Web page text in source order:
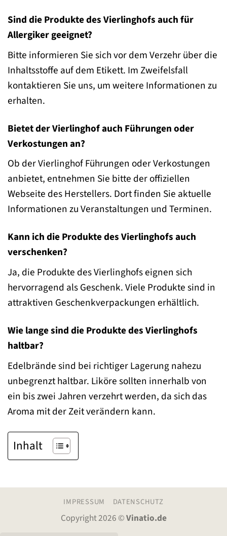
Sind die Produkte des Vierlinghofs auch für
Allergiker geeignet?
Bitte informieren Sie sich vor dem Verzehr über die
Inhaltsstoffe auf dem Etikett. Im Zweifelsfall
kontaktieren Sie uns, um weitere Informationen zu
erhalten.
Bietet der Vierlinghof auch Führungen oder
Verkostungen an?
Ob der Vierlinghof Führungen oder Verkostungen
anbietet, entnehmen Sie bitte der offiziellen
Webseite des Herstellers. Dort finden Sie aktuelle
Informationen zu Veranstaltungen und Terminen.
Kann ich die Produkte des Vierlinghofs auch
verschenken?
Ja, die Produkte des Vierlinghofs eignen sich
hervorragend als Geschenk. Viele Produkte sind in
attraktiven Geschenkverpackungen erhältlich.
Wie lange sind die Produkte des Vierlinghofs
haltbar?
Edelbrände sind bei richtiger Lagerung nahezu
unbegrenzt haltbar. Liköre sollten innerhalb von
ein bis zwei Jahren verzehrt werden, da sich das
Aroma mit der Zeit verändern kann.
Inhalt
IMPRESSUM DATENSCHUTZ
Copyright 2026 ©Vinatio.de